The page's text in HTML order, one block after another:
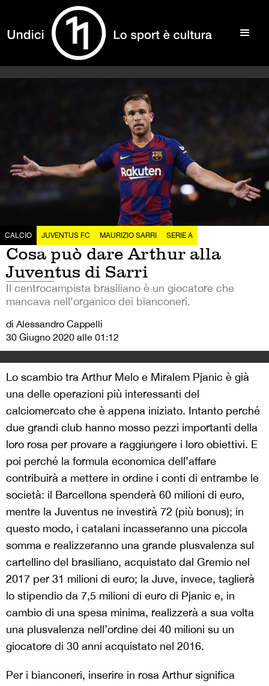
CALCIO JUVENTUS FC MAURIZIO SARRI SERIE A
Cosa può dare Arthur alla
Juventus di Sarri
Il centrocampista brasiliano è un giocatore che
mancava nell'organico dei bianconeri.
di Alessandro Cappelli
30 Giugno 2020 alle 01:12
Lo scambio tra Arthur Melo e Miralem Pjanic è già
una delle operazioni più interessanti del
calciomercato che è appena iniziato. Intanto perché
due grandi club hanno mosso pezzi importanti della
loro rosa per provare a raggiungere i loro obiettivi. E
poi perché la formula economica dell’affare
contribuirà a mettere in ordine i conti di entrambe le
società: il Barcellona spenderà 60 milioni di euro,
mentre la Juventus ne investirà 72 (più bonus); in
questo modo, i catalani incasseranno una piccola
somma e realizzeranno una grande plusvalenza sul
cartellino del brasiliano, acquistato dal Gremio nel
2017 per 31 milioni di euro; la Juve, invece, taglierà
lo stipendio da 7,5 milioni di euro di Pjanic e, in
cambio di una spesa minima, realizzerà a sua volta
una plusvalenza nell’ordine dei 40 milioni su un
giocatore di 30 anni acquistato nel 2016.
Per i bianconeri, inserire in rosa Arthur significa